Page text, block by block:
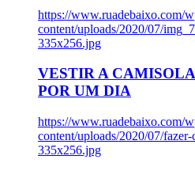
https://www.ruadebaixo.com/
content/uploads/2020/07/
335x256.jpg
VESTIR A
POR UM DIA
https://www.ruadebaixo.com/
content/uploads/2020/07/
335x256.jpg